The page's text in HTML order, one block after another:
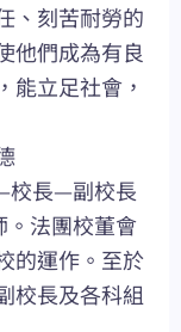
、刻苦耐勞的
他們成為有良
能立足社會，
校長—副校長
法團校董會
的運作。至於
校長及各科組